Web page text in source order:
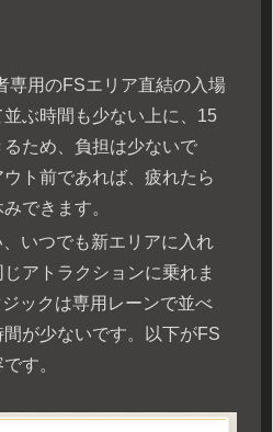
専用のFSエリア直結の入場
ぶ時間も少ない上に、15
ため、負担は少ないで
ト前であれば、疲れたら
できます。
いつでも新エリアに入れ
アトラクションに乗れま
ックは専用レーンで並べ
が少ないです。以下がFS
す。